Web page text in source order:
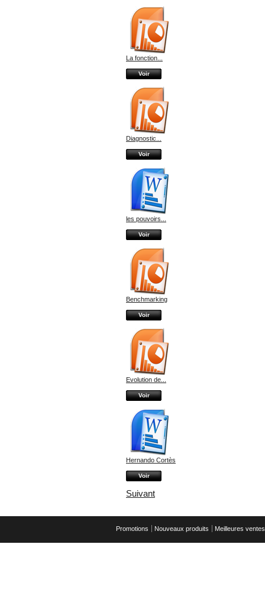
La fonction...
Voir
Diagnostic...
Voir
les pouvoirs...
Voir
Benchmarking
Voir
Evolution de...
Voir
Hernando Cortès
Voir
Suivant
Promotions Nouveaux produits Meilleures ventes